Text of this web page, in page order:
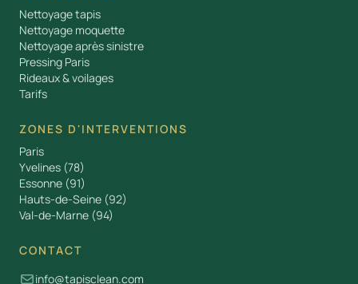
Nettoyage tapis
Nettoyage moquette
Nettoyage après sinistre
Pressing Paris
Rideaux & voilages
Tarifs
ZONES D'INTERVENTIONS
Paris
Yvelines (78)
Essonne (91)
Hauts-de-Seine (92)
Val-de-Marne (94)
CONTACT
info@tapisclean.com